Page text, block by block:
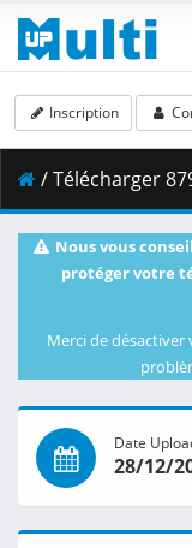
Inscription
/ Télécharger
Nous vous
protéger votre
Merci de
Date
28/12/